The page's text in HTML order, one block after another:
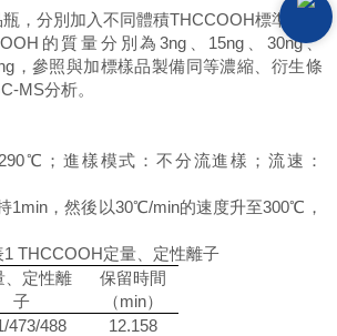
，分別加入不同體積THCCOOH標準使用
的 質量分別為3ng、15ng、30ng、
，參照與加標樣品製備同等濃縮、衍生條
MS分析。
℃ ；進樣模式：不分流進樣；流速：
1min，然後以30℃/min的速度升至300℃ ，
1 THCCOOH定量、定性離子
、定性離
子
保留時間
（min）
473/488 12.158